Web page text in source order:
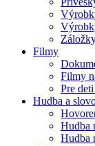
Filmy
Filmy
Pre
Hudba a
Hudba
Hudba